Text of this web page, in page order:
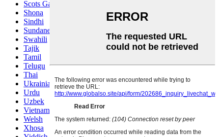
Scots Gaelic
Shona
Sindhi
Sundanese
Swahili
Tajik
Tamil
Telugu
Thai
Ukrainian
Urdu
Uzbek
Vietnamese
Welsh
Xhosa